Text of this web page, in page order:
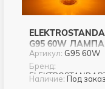
G95 60W ЛАМПА
НАКАЛИВАНИЯ
Артикул: G95 60W
Бренд:
Наличие: Под заказ